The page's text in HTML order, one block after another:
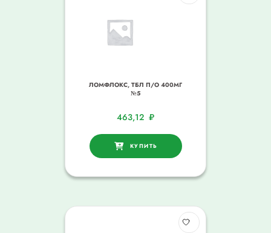
ЛОМФЛОКС, ТБЛ П/О 400МГ
№5
463,12 ₽
КУПИТЬ